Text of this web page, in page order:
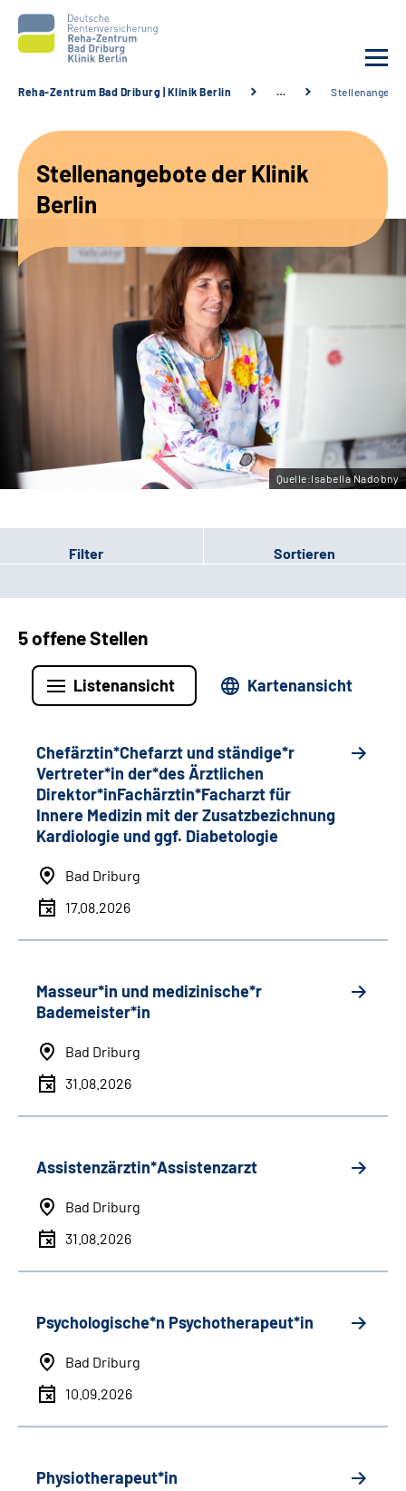
Unsere Angebote
Karriere
Leichte Sprache
Gebärdensprache
Reha-Zentrum Bad Driburg | Klinik Berlin …
Stellenangebote der Klinik
Berlin
Quelle:Isabella Nadobny
Filter Sortieren
5 offene Stellen
Listenansicht Kartenansicht
Chefärztin*Chefarzt und ständige*r
Vertreter*in der*des Ärztlichen
Direktor*inFachärztin*Facharzt für
Innere Medizin mit der Zusatzbezichnung
Kardiologie und ggf. Diabetologie
Bad Driburg
17.08.2026
Masseur*in und medizinische*r
Bademeister*in
Bad Driburg
31.08.2026
Assistenzärztin*Assistenzarzt
Bad Driburg
31.08.2026
Psychologische*n Psychotherapeut*in
Bad Driburg
10.09.2026
Physiotherapeut*in